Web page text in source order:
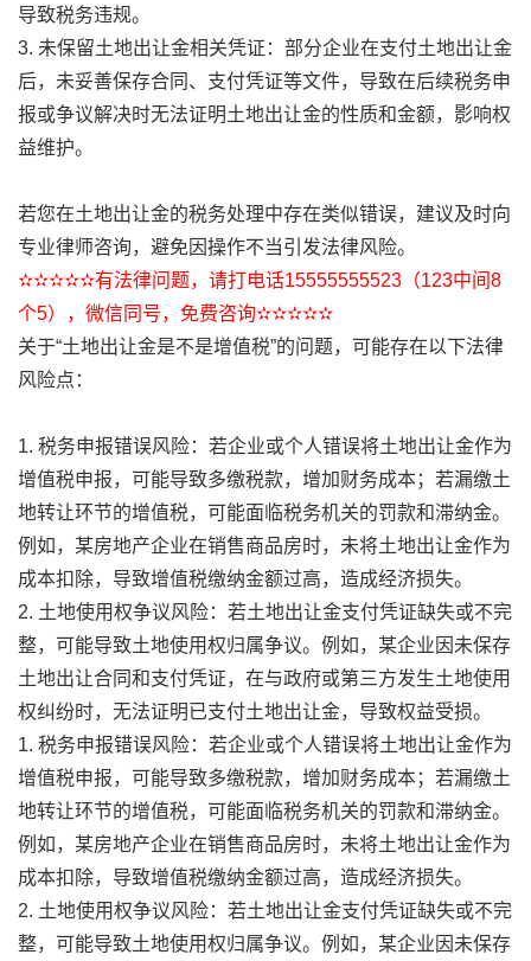
导致税务违规。
3. 未保留土地出让金相关凭证：部分企业在支付土地出让金
后，未妥善保存合同、支付凭证等文件，导致在后续税务申
报或争议解决时无法证明土地出让金的性质和金额，影响权
益维护。
若您在土地出让金的税务处理中存在类似错误，建议及时向
专业律师咨询，避免因操作不当引发法律风险。
✫✫✫✫✫有法律问题，请打电话15555555523（123中间8
个5），微信同号，免费咨询✫✫✫✫✫
关于“土地出让金是不是增值税”的问题，可能存在以下法律
风险点：
1. 税务申报错误风险：若企业或个人错误将土地出让金作为
增值税申报，可能导致多缴税款，增加财务成本；若漏缴土
地转让环节的增值税，可能面临税务机关的罚款和滞纳金。
例如，某房地产企业在销售商品房时，未将土地出让金作为
成本扣除，导致增值税缴纳金额过高，造成经济损失。
2. 土地使用权争议风险：若土地出让金支付凭证缺失或不完
整，可能导致土地使用权归属争议。例如，某企业因未保存
土地出让合同和支付凭证，在与政府或第三方发生土地使用
权纠纷时，无法证明已支付土地出让金，导致权益受损。
1. 税务申报错误风险：若企业或个人错误将土地出让金作为
增值税申报，可能导致多缴税款，增加财务成本；若漏缴土
地转让环节的增值税，可能面临税务机关的罚款和滞纳金。
例如，某房地产企业在销售商品房时，未将土地出让金作为
成本扣除，导致增值税缴纳金额过高，造成经济损失。
2. 土地使用权争议风险：若土地出让金支付凭证缺失或不完
整，可能导致土地使用权归属争议。例如，某企业因未保存